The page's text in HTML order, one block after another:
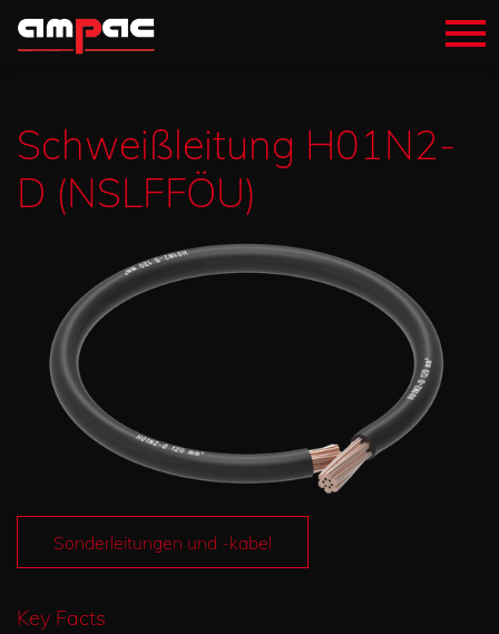
Schweißleitung H01N2-
D (NSLFFÖU)
Sonderleitungen und -kabel
Key Facts